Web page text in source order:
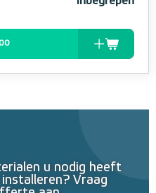
u nodig heeft
Vraag